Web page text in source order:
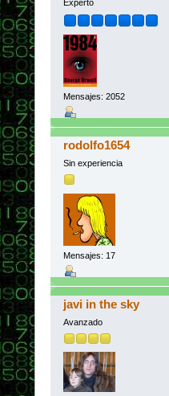
Experto
Mensajes: 2052
rodolfo1654
Sin experiencia
Mensajes: 17
javi in the sky
Avanzado